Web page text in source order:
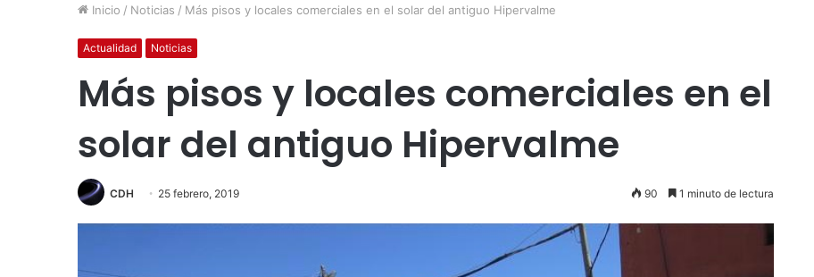
Inicio / Noticias / Más pisos y locales comerciales en el solar del antiguo Hipervalme
Actualidad Noticias
Más pisos y locales comerciales en el
solar del antiguo Hipervalme
CDH 25 febrero, 2019 90 1 minuto de lectura